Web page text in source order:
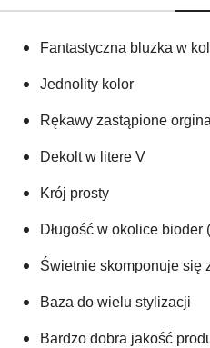
Fantastyczna bluzka w
Jednolity kolor
Rękawy zastąpione
Dekolt w litere V
Krój prosty
Długość w okolice
Świetnie skomponuje się
Baza do wielu stylizacji
Bardzo dobra jakość